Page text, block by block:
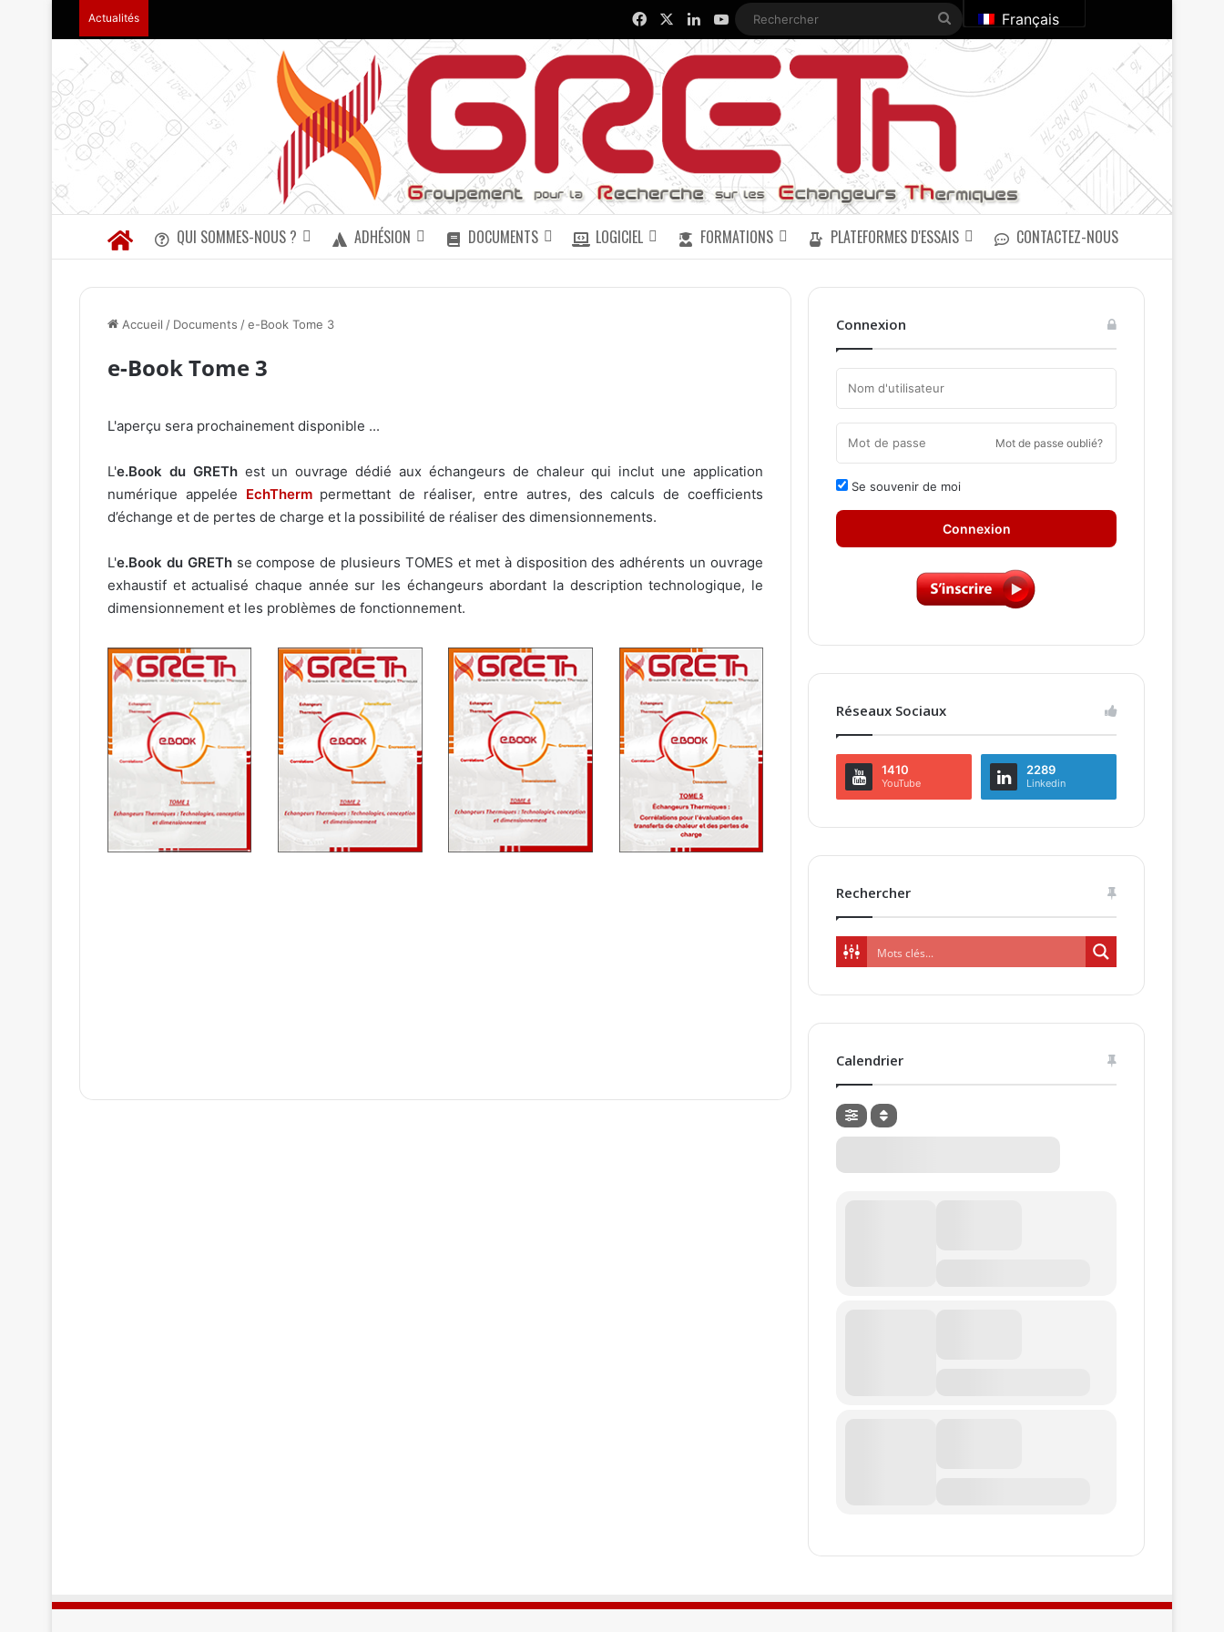
Actualités FacebookLinkedinYouTube RechercherFrançais
QUI SOMMES-NOUS ? ADHÉSION DOCUMENTS LOGICIEL FORMATIONS PLATEFORMES D'ESSAIS CONTACTEZ-NOUS
Accueil / Documents /e-Book Tome 3
e-Book Tome 3
L'aperçu sera prochainement disponible ...
L'e.Book du GREThest un ouvrage dédié aux échangeurs de chaleur qui inclut une application
numérique appelée EchThermpermettant de réaliser, entre autres, des calculs de coefficients
d’échange et de pertes de charge et la possibilité de réaliser des dimensionnements.
L'e.Book du GREThse compose de plusieurs TOMES et met à disposition des adhérents un ouvrage
exhaustif et actualisé chaque année sur les échangeurs abordant la description technologique, le
dimensionnement et les problèmes de fonctionnement.
Connexion
Mot de passe oublié?
Se souvenir de moi
Connexion
Réseaux Sociaux
1410
YouTube
2289
Linkedin
Rechercher
Calendrier